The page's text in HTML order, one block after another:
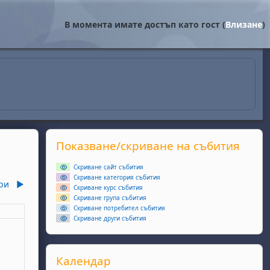
В момента имате достъп като гост (Влизане)
▶︎
6 септември
неделя, 7 септември
Supplementary blocks
Прескочи Показване/скриване на събития
Показване/скриване на събития
Скриване сайт събития
Скриване категория събития
Скриване курс събития
Скриване група събития
Скриване потребител събития
Скриване други събития
Прескочи Календар
Календар